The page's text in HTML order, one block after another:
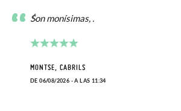
Son monísimas, .
MONTSE, CABRILS
DE 06/08/2026 - A LAS 11:34